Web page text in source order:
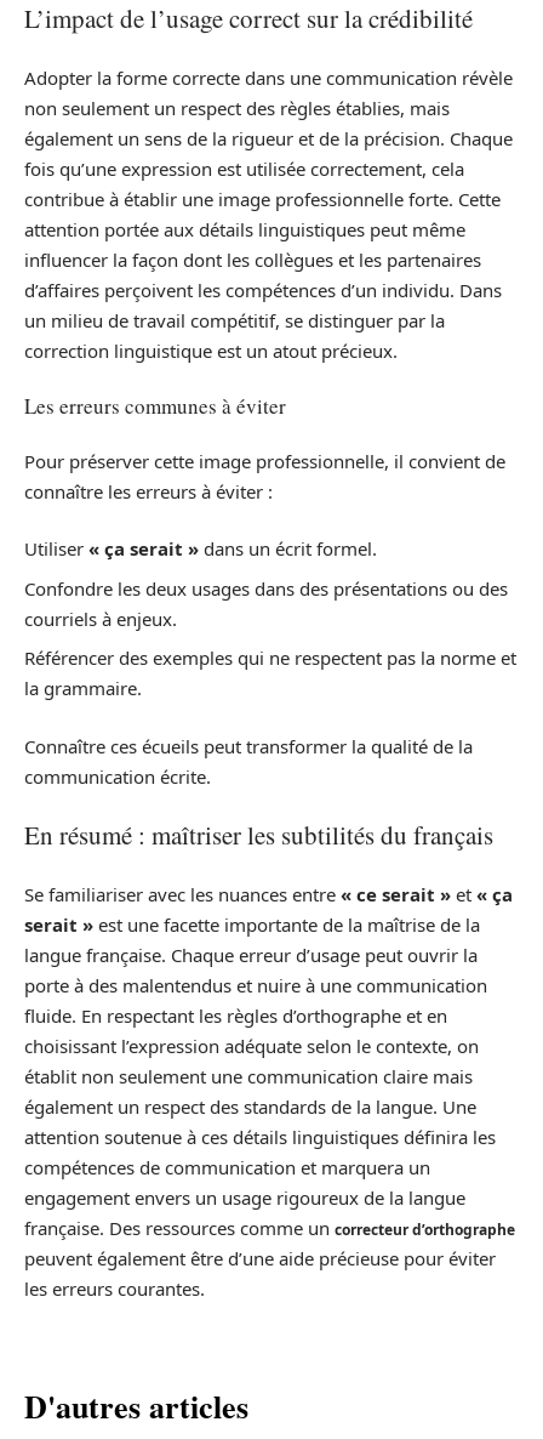
L’impact de l’usage correct sur la crédibilité
Adopter la forme correcte dans une communication révèle
non seulement un respect des règles établies, mais
également un sens de la rigueur et de la précision. Chaque
fois qu’une expression est utilisée correctement, cela
contribue à établir une image professionnelle forte. Cette
attention portée aux détails linguistiques peut même
influencer la façon dont les collègues et les partenaires
d’affaires perçoivent les compétences d’un individu. Dans
un milieu de travail compétitif, se distinguer par la
correction linguistique est un atout précieux.
Les erreurs communes à éviter
Pour préserver cette image professionnelle, il convient de
connaître les erreurs à éviter :
Utiliser « ça serait » dans un écrit formel.
Confondre les deux usages dans des présentations ou des
courriels à enjeux.
Référencer des exemples qui ne respectent pas la norme et
la grammaire.
Connaître ces écueils peut transformer la qualité de la
communication écrite.
En résumé : maîtriser les subtilités du français
Se familiariser avec les nuances entre « ce serait » et « ça
serait » est une facette importante de la maîtrise de la
langue française. Chaque erreur d’usage peut ouvrir la
porte à des malentendus et nuire à une communication
fluide. En respectant les règles d’orthographe et en
choisissant l’expression adéquate selon le contexte, on
établit non seulement une communication claire mais
également un respect des standards de la langue. Une
attention soutenue à ces détails linguistiques définira les
compétences de communication et marquera un
engagement envers un usage rigoureux de la langue
française. Des ressources comme un correcteur d’orthographe
peuvent également être d’une aide précieuse pour éviter
les erreurs courantes.
D'autres articles